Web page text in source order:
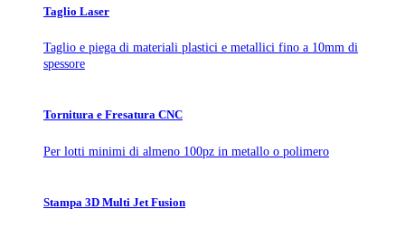
Taglio Laser
Taglio e piega di materiali plastici e metallici fino a 10mm di
spessore
Tornitura e Fresatura CNC
Per lotti minimi di almeno 100pz in metallo o polimero
Stampa 3D Multi Jet Fusion